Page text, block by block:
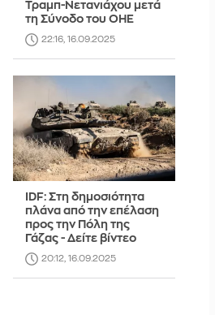
Τραμπ-Νετανιάχου μετά
τη Σύνοδο του ΟΗΕ
22:16, 16.09.2025
IDF: Στη δημοσιότητα
πλάνα από την επέλαση
προς την Πόλη της
Γάζας - Δείτε βίντεο
20:12, 16.09.2025